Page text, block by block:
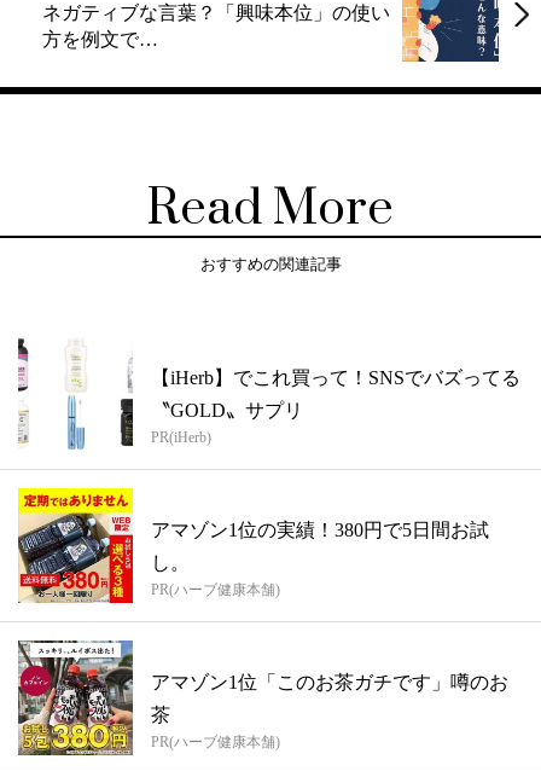
ネガティブな言葉？「興味本位」の使い
方を例文で…
Read More
おすすめの関連記事
【iHerb】でこれ買って！SNSでバズってる
〝GOLD〟サプリ
PR(iHerb)
アマゾン1位の実績！380円で5日間お試
し。
PR(ハーブ健康本舗)
アマゾン1位「このお茶ガチです」噂のお
茶
PR(ハーブ健康本舗)